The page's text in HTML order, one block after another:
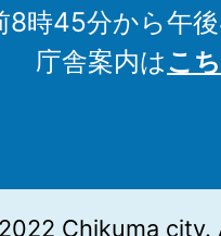
8時45分から午
庁舎案内はこ
Chikuma city.